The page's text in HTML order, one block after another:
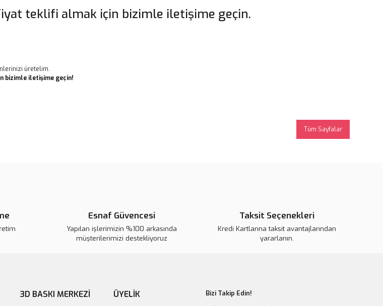
teklifi almak için bizimle iletişime geçin.
üretelim.
bizimle iletişime geçin!
Tüm Sayfalar
Esnaf Güvencesi
Yapılan işlerimizin %100 arkasında
müşterilerimizi destekliyoruz
Taksit Seçenekleri
Kredi Kartlarına taksit avantajlarından
yararlanın.
3D BASKI MERKEZİ ÜYELİK Bizi Takip Edin!